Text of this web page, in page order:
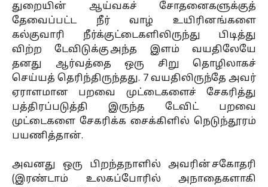
துறையின் ஆய்வகச் சோதனைகளுக்குத்
தேவைப்பட்ட நீர் வாழ் உயிரினங்களை
கல்குவாரி நீர்க்குட்டைகளிலிருந்து பிடித்து
விற்ற டேவிடுக்கு அந்த இளம் வயதிலேயே
தனது ஆர்வத்தை ஒரு சிறு தொழிலாகச்
செய்யத் தெரிந்திருந்தது. 7 வயதிலிருந்தே அவர்
ஏராளமான பறவை முட்டைகளைச் சேகரித்து
பத்திரப்படுத்தி இருந்த டேவிட் பறவை
முட்டைகளை சேகரிக்க சைக்கிளில் நெடுந்தூரம்
பயணித்தான்.
அவனது ஒரு பிறந்தநாளில் அவரின் சகோதரி
(இரண்டாம் உலகப்போரில் அநாதைகளாகி